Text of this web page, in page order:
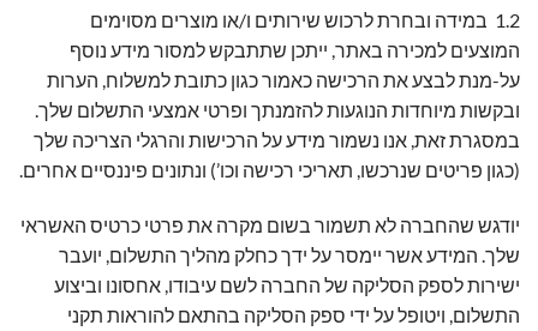
1.2 במידה ובחרת לרכוש שירותים ו/או מוצרים מסוימים
המוצעים למכירה באתר, ייתכן שתתבקש למסור מידע נוסף
על-מנת לבצע את הרכישה כאמור כגון כתובת למשלוח, הערות
ובקשות מיוחדות הנוגעות להזמנתך ופרטי אמצעי התשלום שלך.
במסגרת זאת, אנו נשמור מידע על הרכישות והרגלי הצריכה שלך
(כגון פריטים שנרכשו, תאריכי רכישה וכו’) ונתונים פיננסיים אחרים.
יודגש שהחברה לא תשמור בשום מקרה את פרטי כרטיס האשראי
שלך. המידע אשר יימסר על ידך כחלק מהליך התשלום, יועבר
ישירות לספק הסליקה של החברה לשם עיבודו, אחסונו וביצוע
התשלום, ויטופל על ידי ספק הסליקה בהתאם להוראות תקני